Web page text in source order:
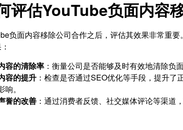
评估YouTube负面内容
负面内容移除公司合作之后，评估其效果非常重
容的清除率 ：衡量公司是否能够及时有效地清除负面
容的提升 ：检查是否通过SEO优化等手段，提升
响。
誉的改善 ：通过消费者反馈、社交媒体评论等渠道